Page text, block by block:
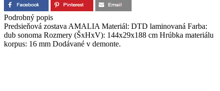
Podrobný popis
Predsieňová zostava AMALIA Materiál: DTD laminovaná Farba:
dub sonoma Rozmery (ŠxHxV): 144x29x188 cm Hrúbka materiálu
korpus: 16 mm Dodávané v demonte.